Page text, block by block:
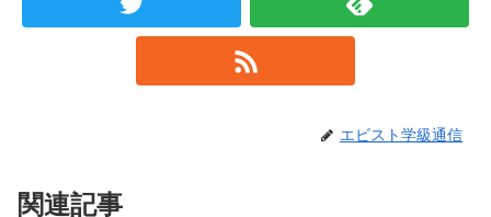
エビスト学級通信
関連記事